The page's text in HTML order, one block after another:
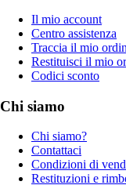
Il mio account
Centro assistenza
Traccia il mio
Restituisci il mio
Codici sconto
Chi siamo
Chi siamo?
Contattaci
Condizioni di
Restituzioni e